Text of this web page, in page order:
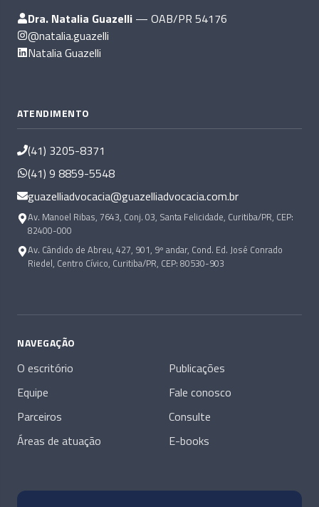
Dra. Natalia Guazelli — OAB/PR 54176
@natalia.guazelli
Natalia Guazelli
ATENDIMENTO
(41) 3205-8371
(41) 9 8859-5548
guazelliadvocacia@guazelliadvocacia.com.br
Av. Manoel Ribas, 7643, Conj. 03, Santa Felicidade, Curitiba/PR, CEP:
82400-000
Av. Cândido de Abreu, 427, 901, 9º andar, Cond. Ed. José Conrado
Riedel, Centro Cívico, Curitiba/PR, CEP: 80530-903
NAVEGAÇÃO
O escritório
Equipe
Parceiros
Áreas de atuação
Publicações
Fale conosco
Consulte
E-books